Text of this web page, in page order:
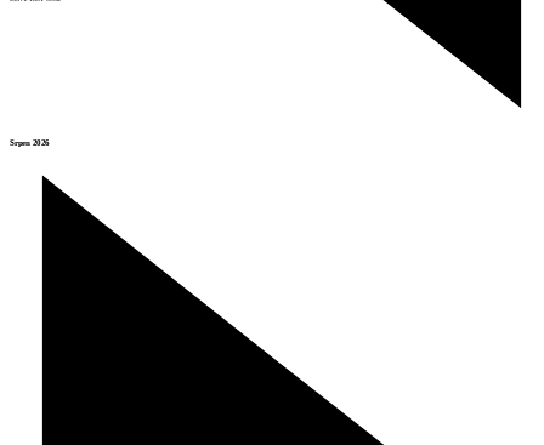
Srpen 2026